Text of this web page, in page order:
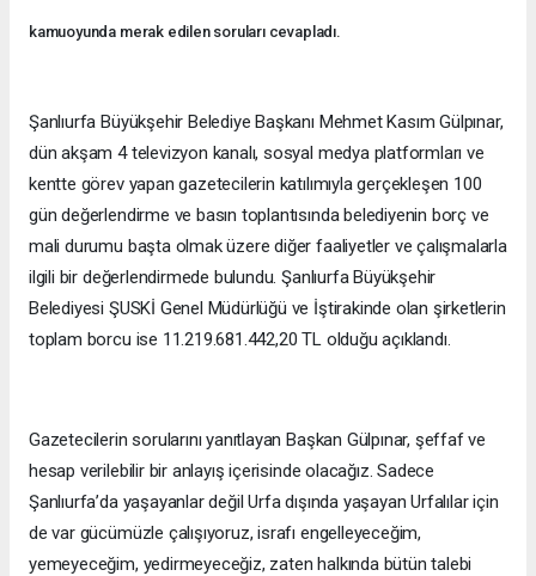
kamuoyunda merak edilen soruları cevapladı.
Şanlıurfa Büyükşehir Belediye Başkanı Mehmet Kasım Gülpınar,
dün akşam 4 televizyon kanalı, sosyal medya platformları ve
kentte görev yapan gazetecilerin katılımıyla gerçekleşen 100
gün değerlendirme ve basın toplantısında belediyenin borç ve
mali durumu başta olmak üzere diğer faaliyetler ve çalışmalarla
ilgili bir değerlendirmede bulundu. Şanlıurfa Büyükşehir
Belediyesi ŞUSKİ Genel Müdürlüğü ve İştirakinde olan şirketlerin
toplam borcu ise 11.219.681.442,20 TL olduğu açıklandı.
Gazetecilerin sorularını yanıtlayan Başkan Gülpınar, şeffaf ve
hesap verilebilir bir anlayış içerisinde olacağız. Sadece
Şanlıurfa’da yaşayanlar değil Urfa dışında yaşayan Urfalılar için
de var gücümüzle çalışıyoruz, israfı engelleyeceğim,
yemeyeceğim, yedirmeyeceğiz, zaten halkında bütün talebi